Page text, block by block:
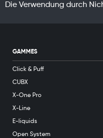
Die Verwendung durch
GAMMES
Click & Puff
CUBX
X-One Pro
X-Line
E-liquids
Open System